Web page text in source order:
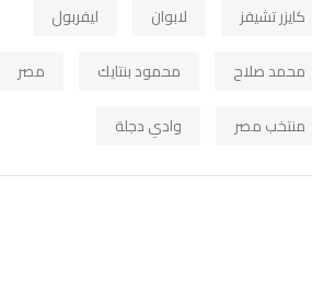
كايزر تشيفز
لابوان
ليفربول
محمد صلاح
محمود بنتايك
مصر
منتخب مصر
وادي دجلة